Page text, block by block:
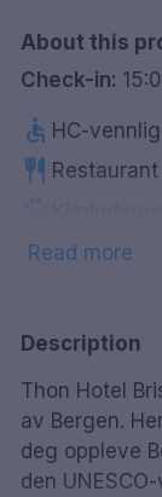
About this
Check-in:
accessible HC-vennlig
restaurant Restaurant
fitness_centerTreningsrom
Read more
Description
Thon Hotel
av Bergen.
deg oppleve
den